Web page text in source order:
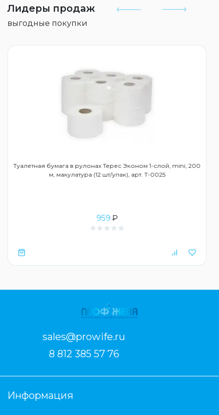
Лидеры продаж
выгодные покупки
Туалетная бумага в рулонах Терес Эконом 1-слой, mini, 200
м, макулатура (12 шт/упак), арт. Т-0025
959₽
sales@prowife.ru
8 812 385 57 76
Информация